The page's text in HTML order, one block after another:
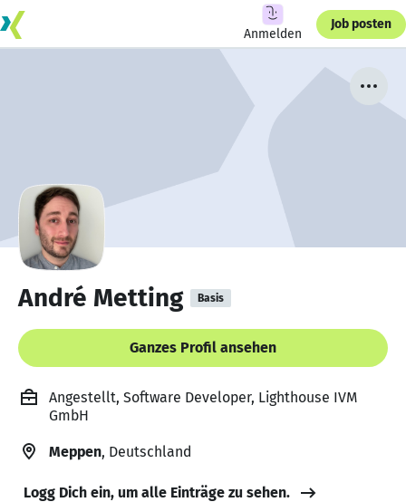
Anmelden
Job posten
André Metting Basis
Ganzes Profil ansehen
Angestellt, Software Developer, Lighthouse IVM
GmbH
Meppen, Deutschland
Logg Dich ein, um alle Einträge zu sehen.